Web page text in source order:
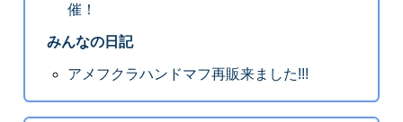
催！
みんなの日記
アメフクラハンドマフ再販来ました!!!